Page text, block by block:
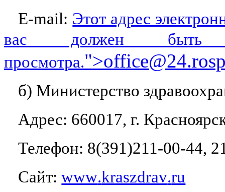
E-mail: Этот адрес
вас должен быть
просмотра.">office@24.
б) Министерство
Адрес: 660017, г.
Телефон: 8(391)211-00-44,
Сайт:www.kraszdrav.ru